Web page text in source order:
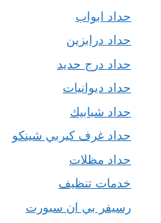
حداد ابواب
حداد درابزين
حداد درج حديد
حداد ديوانيات
حداد شبابيك
حداد غرف كيربي شينكو
حداد مظلات
خدمات تنظيف
رسيفر بي ان سبورت